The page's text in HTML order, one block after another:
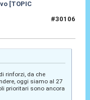
[TOPIC
#30106
rinforzi, da che
oggi siamo al 27
prioritari sono ancora